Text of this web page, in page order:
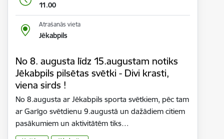
11.00
Atrašanās vieta
Jēkabpils
No 8. augusta līdz 15.augustam notiks
Jēkabpils pilsētas svētki - Divi krasti,
viena sirds !
No 8.augusta ar Jēkabpils sporta svētkiem, pēc tam
ar Garīgo svētdienu 9.augustā un dažādiem citiem
pasākumiem un aktivitātēm tiks…